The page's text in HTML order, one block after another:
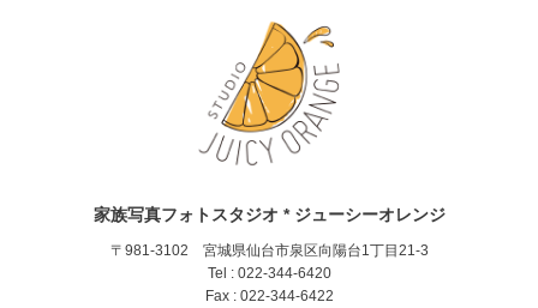
家族写真フォトスタジオ * ジューシーオレンジ
〒981-3102 宮城県仙台市泉区向陽台1丁目21-3
Tel : 022-344-6420
Fax : 022-344-6422